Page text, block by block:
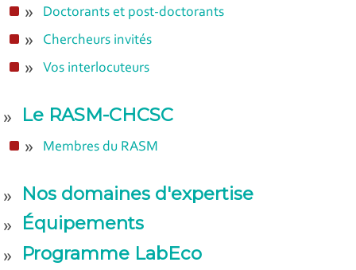
Doctorants et post-doctorants
Chercheurs invités
Vos interlocuteurs
Le RASM-CHCSC
Membres du RASM
Nos domaines d'expertise
Équipements
Programme LabEco